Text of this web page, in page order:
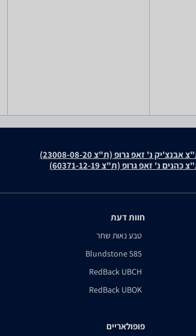
נ' זאפ גרופ (ת"צ 23008-08-20)
נ' זאפ גרופ (ת"צ 60371-12-19)
חוות דעת
טבע נאות שחר
Blundstone 585
RedBack UBCH
RedBack UBOK
פופולאריים